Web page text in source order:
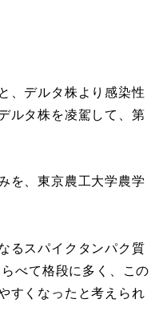
、デルタ株より感染性
ルタ株を凌駕して、第
を、東京農工大学農学
るスパイクタンパク質
べて格段に多く、この
すくなったと考えられ